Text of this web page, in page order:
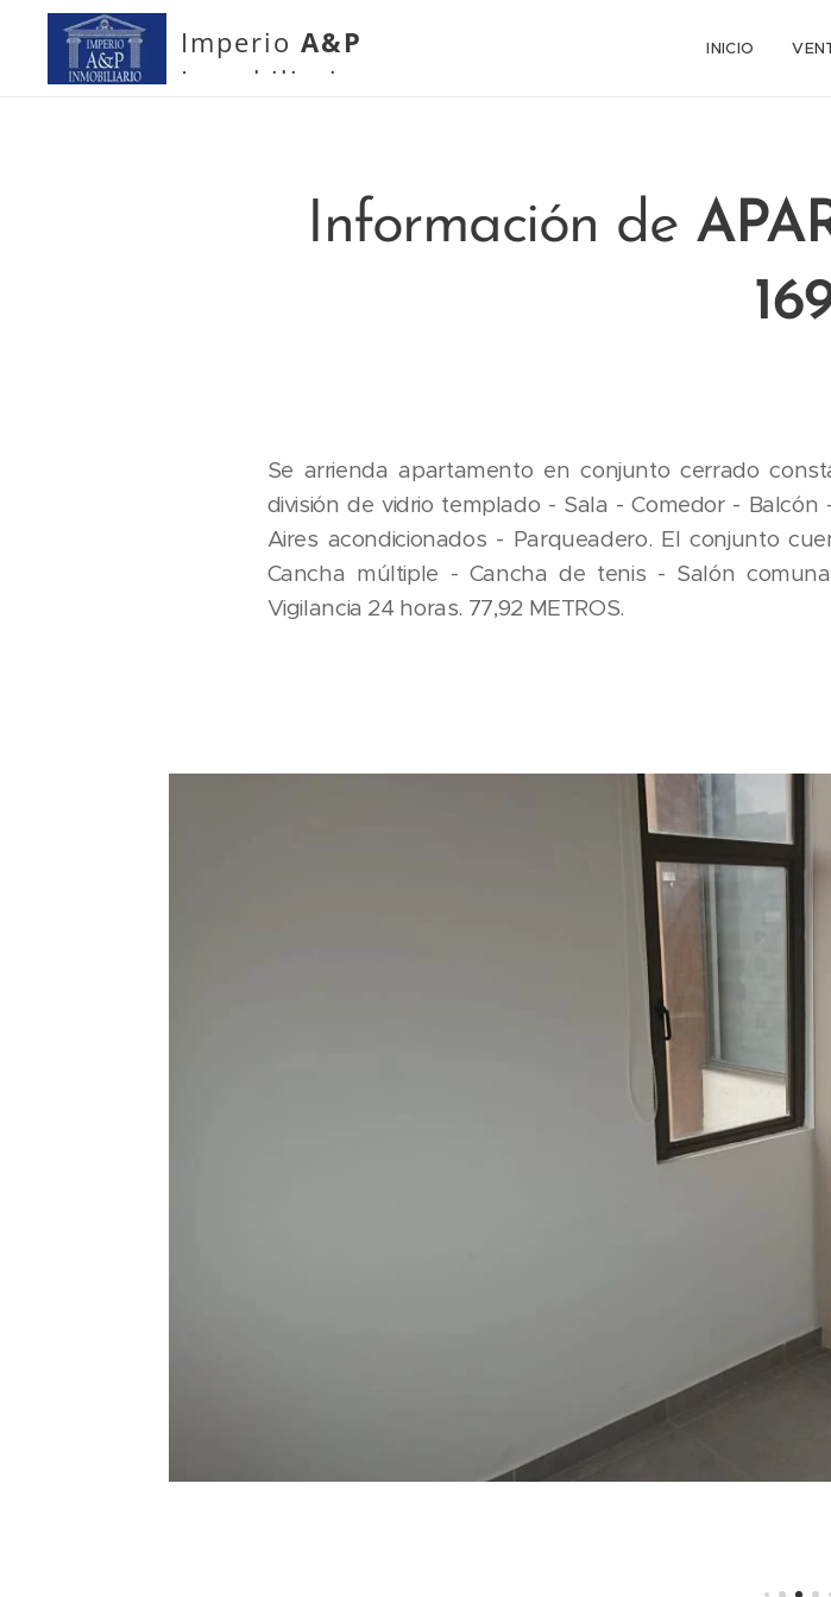
Imperio A&P
Inmobiliario
INICIO
Información de
Se arrienda apartamento en conjunto cerrado
división de vidrio templado - Sala - Comedor -
Aires acondicionados - Parqueadero. El conjunto
Cancha múltiple - Cancha de tenis - Salón
Vigilancia 24 horas. 77,92 METROS.